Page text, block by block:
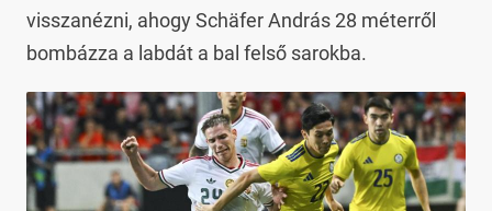
visszanézni, ahogy Schäfer András 28 méterről
bombázza a labdát a bal felső sarokba.